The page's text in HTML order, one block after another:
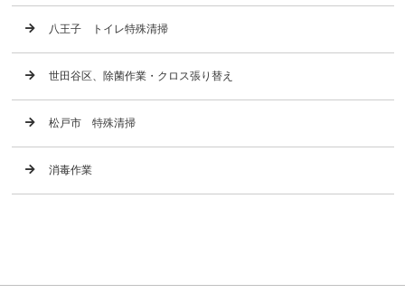
八王子 トイレ特殊清掃
世田谷区、除菌作業・クロス張り替え
松戸市 特殊清掃
消毒作業